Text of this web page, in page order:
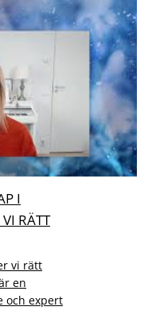
I
RÄTT
vi rätt
en
och expert